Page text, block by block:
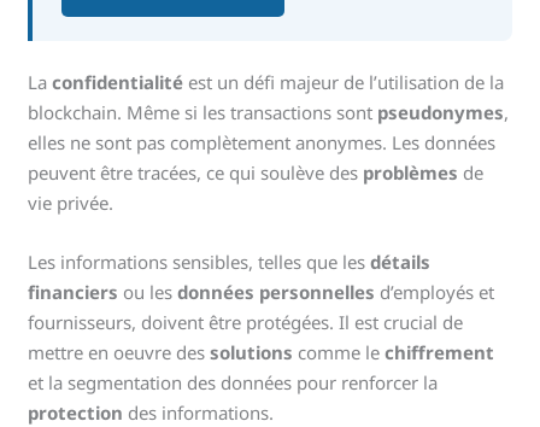
Laconfidentialité est un défi majeur de l’utilisation de la
blockchain. Même si les transactions sont pseudonymes,
elles ne sont pas complètement anonymes. Les données
peuvent être tracées, ce qui soulève des problèmes de
vie privée.
Les informations sensibles, telles que lesdétails
financiers ou lesdonnées personnelles d’employés et
fournisseurs, doivent être protégées. Il est crucial de
mettre en oeuvre dessolutions comme lechiffrement
et la segmentation des données pour renforcer la
protection des informations.